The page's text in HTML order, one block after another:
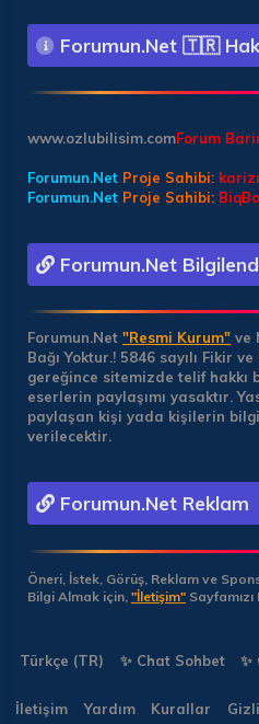
Forumun.Net 🇹🇷
Forum
www.ozlubilisim.com
Forumun.Net Proje Sahibi:
Forumun.Net Proje Sahibi:
Forumun.Net
Forumun.Net "Resmi Kurum" ve
Bağı Yoktur.! 5846 sayılı Fikir
gereğince sitemizde telif hakkı
eserlerin paylaşımı yasaktır.
paylaşan kişi yada kişilerin
verilecektir.
Forumun.Net Reklam
Öneri, İstek, Görüş, Reklam ve
Bilgi Almak için, "İletişim"
Türkçe (TR) ✨ Chat Sohbet ✨
İletişim Yardım Kurallar